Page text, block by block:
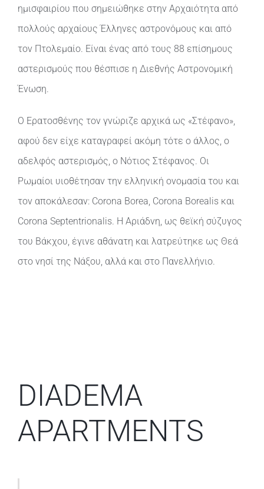
ημισφαιρίου που σημειώθηκε στην Αρχαιότητα από
πολλούς αρχαίους Έλληνες αστρονόμους και από
τον Πτολεμαίο. Είναι ένας από τους 88 επίσημους
αστερισμούς που θέσπισε η Διεθνής Αστρονομική
Ένωση.
Ο Ερατοσθένης τον γνώριζε αρχικά ως «Στέφανο»,
αφού δεν είχε καταγραφεί ακόμη τότε ο άλλος, ο
αδελφός αστερισμός, ο Νότιος Στέφανος. Οι
Ρωμαίοι υιοθέτησαν την ελληνική ονομασία του και
τον αποκάλεσαν: Corona Borea, Corona Borealis και
Corona Septentrionalis. Η Αριάδνη, ως θεϊκή σύζυγος
του Βάκχου, έγινε αθάνατη και λατρεύτηκε ως Θεά
στο νησί της Νάξου, αλλά και στο Πανελλήνιο.
DIADEMA
APARTMENTS